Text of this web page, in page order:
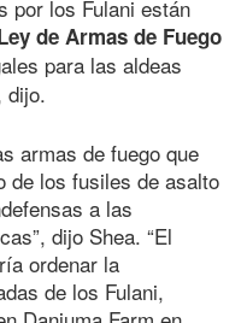
por los Fulani están
de Armas de Fuego
para las aldeas
dijo.
armas de fuego que
de los fusiles de asalto
a las
dijo Shea. “El
ordenar la
de los Fulani,